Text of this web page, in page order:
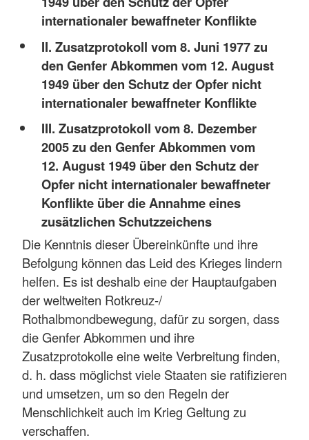
internationaler bewaffneter Konflikte
II. Zusatzprotokoll vom 8. Juni 1977 zu
den Genfer Abkommen vom 12. August
1949 über den Schutz der Opfer nicht
internationaler bewaffneter Konflikte
III. Zusatzprotokoll vom 8. Dezember
2005 zu den Genfer Abkommen vom
12. August 1949 über den Schutz der
Opfer nicht internationaler bewaffneter
Konflikte über die Annahme eines
zusätzlichen Schutzzeichens
Die Kenntnis dieser Übereinkünfte und ihre
Befolgung können das Leid des Krieges lindern
helfen. Es ist deshalb eine der Hauptaufgaben
der weltweiten Rotkreuz-/
Rothalbmondbewegung, dafür zu sorgen, dass
die Genfer Abkommen und ihre
Zusatzprotokolle eine weite Verbreitung finden,
d. h. dass möglichst viele Staaten sie ratifizieren
und umsetzen, um so den Regeln der
Menschlichkeit auch im Krieg Geltung zu
verschaffen.